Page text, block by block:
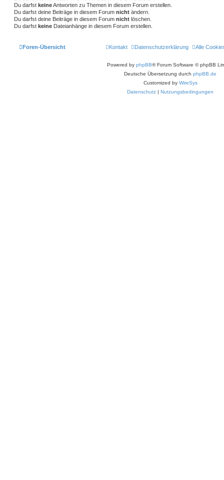
Du darfst keineAntworten zu Themen in diesem Forum erstellen.
Du darfst deine Beiträge in diesem Forum nicht ändern.
Du darfst deine Beiträge in diesem Forum nicht löschen.
Du darfst keine Dateianhänge in diesem Forum erstellen.
Foren-Übersicht Alle
Datenschutzerklärung
Kontakt
Powered by phpBB® Forum Software © phpBB
Deutsche Übersetzung durch phpBB.de
Customized by WireSys
Datenschutz | Nutzungsbedingungen